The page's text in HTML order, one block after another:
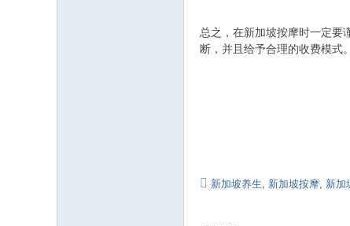
总之，在新加坡按摩时一定要
断，并且给予合理的收费模式。
新加坡养生, 新加坡按摩, 新加